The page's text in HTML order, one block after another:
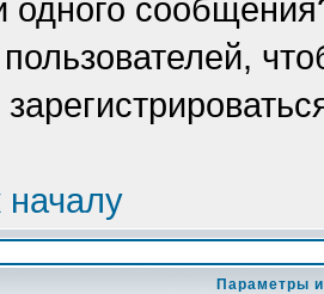
одного
началу
Параметры